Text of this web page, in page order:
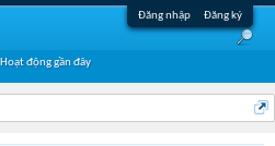
Đăng nhập Đăng ký
Hoạt động gần đây